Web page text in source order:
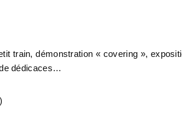
train, démonstration « covering »,
dédicaces…